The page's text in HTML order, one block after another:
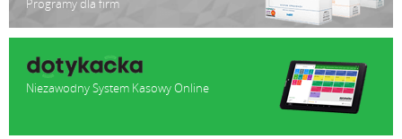
Programy dla firm
Niezawodny System Kasowy Online